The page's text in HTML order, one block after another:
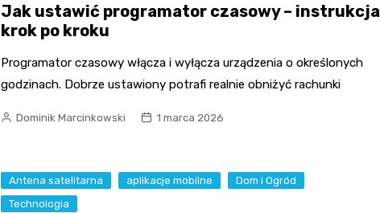
Jak ustawić programator czasowy – instrukcja
krok po kroku
Programator czasowy włącza i wyłącza urządzenia o określonych
godzinach. Dobrze ustawiony potrafi realnie obniżyć rachunki
Dominik Marcinkowski 1 marca 2026
Antena satelitarna aplikacje mobilne
Dom i Ogród
Technologia